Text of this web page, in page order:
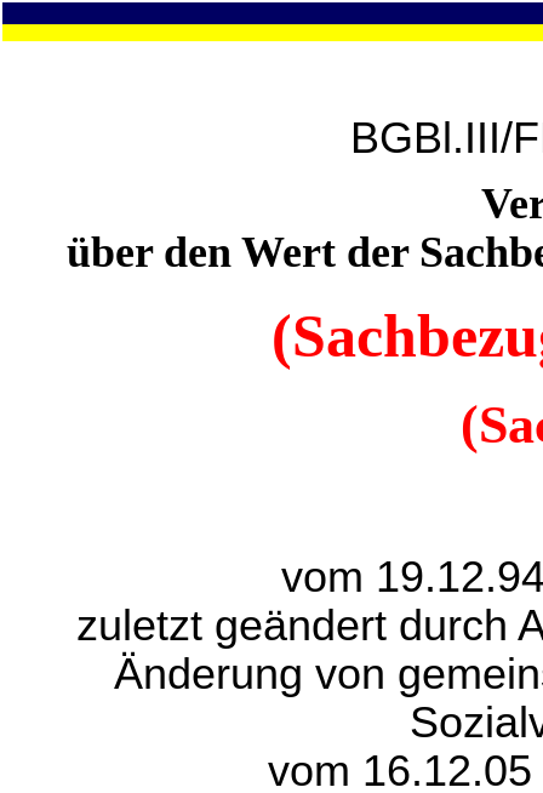
BGBl.III/
über den Wert der
vom
zuletzt geändert durch
Änderung von
vom